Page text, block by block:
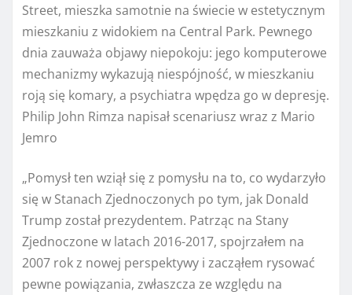
Street, mieszka samotnie na świecie w estetycznym
mieszkaniu z widokiem na Central Park. Pewnego
dnia zauważa objawy niepokoju: jego komputerowe
mechanizmy wykazują niespójność, w mieszkaniu
roją się komary, a psychiatra wpędza go w depresję.
Philip John Rimza napisał scenariusz wraz z Mario
Jemro
„Pomysł ten wziął się z pomysłu na to, co wydarzyło
się w Stanach Zjednoczonych po tym, jak Donald
Trump został prezydentem. Patrząc na Stany
Zjednoczone w latach 2016-2017, spojrzałem na
2007 rok z nowej perspektywy i zacząłem rysować
pewne powiązania, zwłaszcza ze względu na